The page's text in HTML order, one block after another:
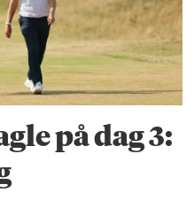
på dag 3: